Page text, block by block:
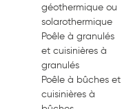
géothermique ou
solarothermique
Poêle à granulés
et cuisinières à
granulés
Poêle à bûches et
cuisinières à